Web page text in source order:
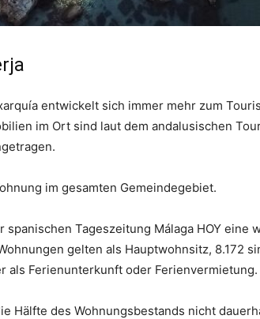
entwickelt sich immer mehr zum
im Ort sind laut dem andalusischen
im gesamten Gemeindegebiet.
Tageszeitung Málaga HOY eine
gelten als Hauptwohnsitz, 8.172
als Ferienunterkunft oder Ferienvermietung.
Hälfte des Wohnungsbestands nicht